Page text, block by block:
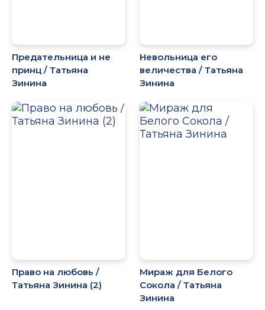
Предательница и не
принц / Татьяна
Зинина
Невольница его
величества / Татьяна
Зинина
Право на любовь /
Татьяна Зинина (2)
Мираж для Белого
Сокола / Татьяна
Зинина